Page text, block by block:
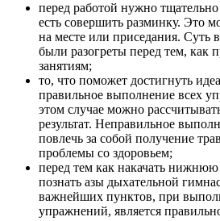
перед работой нужно
есть совершить разминку. Это
на месте или приседания.
были разогреты перед тем, как
занятиям;
то, что поможет достигнуть
правильное выполнение всех
этом случае можно
результат. Неправильное
повлечь за собой получение
проблемы со здоровьем;
перед тем как накачать
познать азы дыхательной
важнейших пунктов, при
упражнений, является